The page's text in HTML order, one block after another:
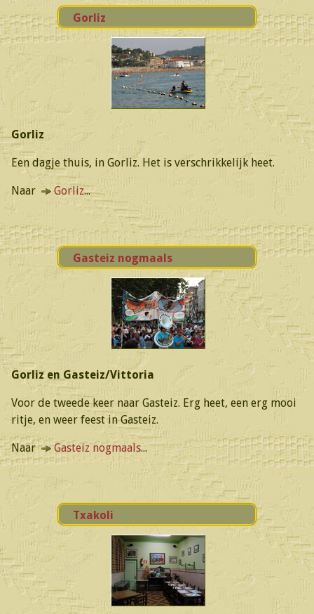
Gorliz
Gorliz
Een dagje thuis, in Gorliz. Het is verschrikkelijk heet.
Naar Gorliz...
Gasteiz nogmaals
Gorliz en Gasteiz/Vittoria
Voor de tweede keer naar Gasteiz. Erg heet, een erg mooi
ritje, en weer feest in Gasteiz.
Naar Gasteiz nogmaals...
Txakoli